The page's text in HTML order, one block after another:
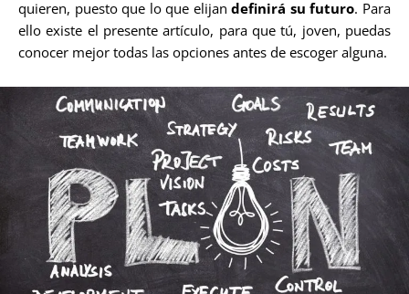
quieren, puesto que lo que elijandefinirá su futuro. Para
ello existe el presente artículo, para que tú, joven, puedas
conocer mejor todas las opciones antes de escoger alguna.